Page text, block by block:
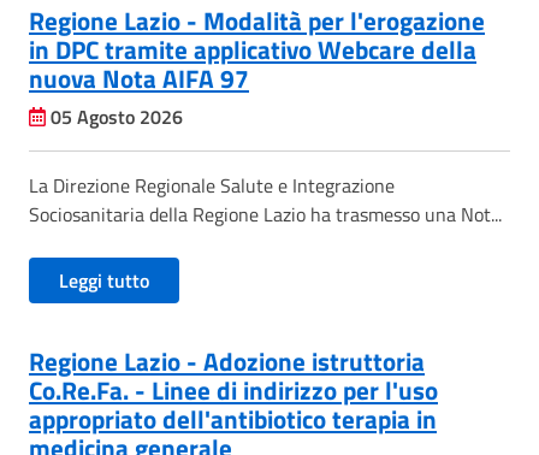
Regione Lazio - Modalità per l'erogazione
in DPC tramite applicativo Webcare della
nuova Nota AIFA 97
05 Agosto 2026
La Direzione Regionale Salute e Integrazione
Sociosanitaria della Regione Lazio ha trasmesso una Not...
Leggi tutto
Regione Lazio - Adozione istruttoria
Co.Re.Fa. - Linee di indirizzo per l'uso
appropriato dell'antibiotico terapia in